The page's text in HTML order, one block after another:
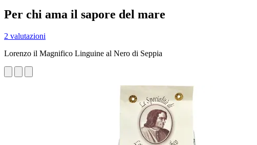
Per chi ama il sapore del mare
2 valutazioni
Lorenzo il Magnifico Linguine al Nero di Seppia